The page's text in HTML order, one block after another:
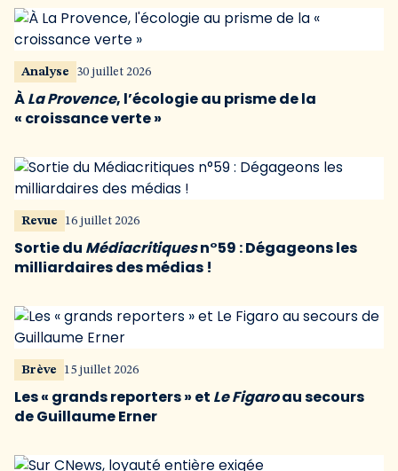
Analyse 30 juillet 2026
ÀLa Provence, l’écologie au prisme de la
« croissance verte »
Revue 16 juillet 2026
Sortie du Médiacritiquesn°59 : Dégageons les
milliardaires des médias !
Brève 15 juillet 2026
Les « grands reporters » et Le Figaroau secours
de Guillaume Erner